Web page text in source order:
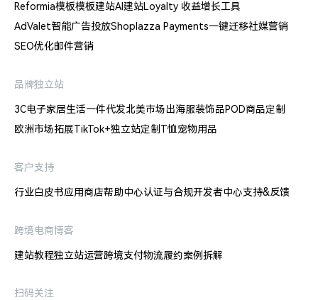
Reformia模板模板建站AI建站Loyalty 收益增长工具
AdValet智能广告投放Shoplazza Payments一键迁移社媒营销
SEO优化邮件营销
品牌独立站
3C电子家居生活一件代发北美市场出海服装饰品POD商品定制
欧洲市场拓展TikTok+独立站定制T恤宠物用品
客户支持
行业白皮书应用商店帮助中心认证与合规开发者中心支持&反馈
跨境电商博客
建站教程独立站运营跨境支付物流履约案例拆解
扫码关注